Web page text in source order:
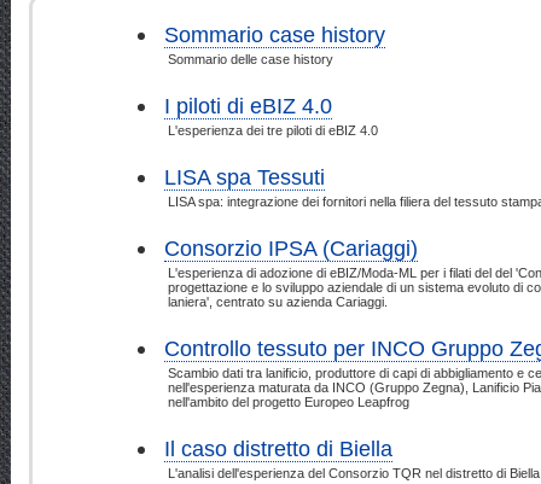
Sommario case history
Sommario delle case history
I piloti di eBIZ 4.0
L'esperienza dei tre piloti di eBIZ 4.0
LISA spa Tessuti
LISA spa: integrazione dei fornitori nella filiera del tessuto
Consorzio IPSA (Cariaggi)
L'esperienza di adozione di eBIZ/Moda-ML per i filati del del
progettazione e lo sviluppo aziendale di un sistema evoluto di
laniera', centrato su azienda Cariaggi.
Controllo tessuto per INCO Gruppo
Scambio dati tra lanificio, produttore di capi di abbigliamento e
nell'esperienza maturata da INCO (Gruppo Zegna), Lanificio
nell'ambito del progetto Europeo Leapfrog
Il caso distretto di Biella
L'analisi dell'esperienza del Consorzio TQR nel distretto di Biella